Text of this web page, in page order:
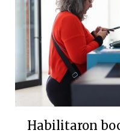
Habilitaron